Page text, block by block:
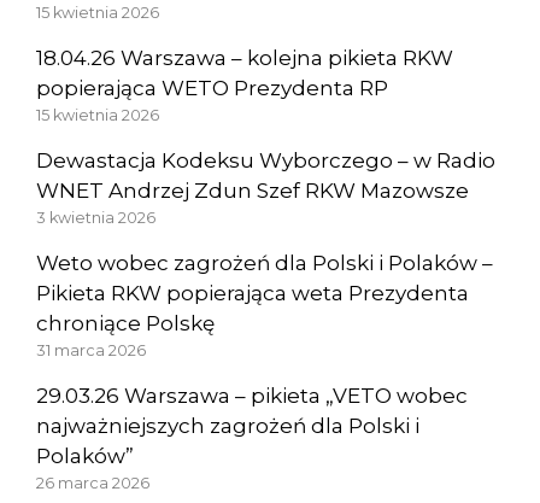
15 kwietnia 2026
18.04.26 Warszawa – kolejna pikieta RKW
popierająca WETO Prezydenta RP
15 kwietnia 2026
Dewastacja Kodeksu Wyborczego – w Radio
WNET Andrzej Zdun Szef RKW Mazowsze
3 kwietnia 2026
Weto wobec zagrożeń dla Polski i Polaków –
Pikieta RKW popierająca weta Prezydenta
chroniące Polskę
31 marca 2026
29.03.26 Warszawa – pikieta „VETO wobec
najważniejszych zagrożeń dla Polski i
Polaków”
26 marca 2026